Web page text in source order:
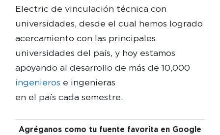
Electric de vinculación técnica con
universidades, desde el cual hemos logrado
acercamiento con las principales
universidades del país, y hoy estamos
apoyando al desarrollo de más de 10,000
ingenieros e ingenieras
en el país cada semestre.
Agréganos como tu fuente favorita en Google